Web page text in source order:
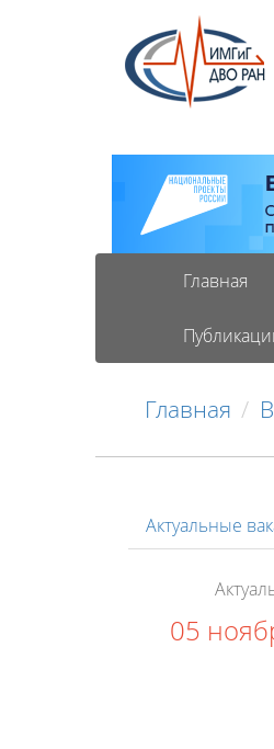
Главная
Главная
Актуальные
05